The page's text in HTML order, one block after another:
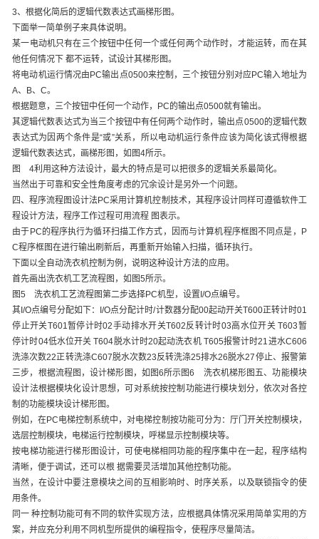
3、根据化简后的逻辑代数表达式画梯形图。
下面举一简单例子来具体说明。
某一电动机只有在三个按钮中任何一个或任何两个动作时，才能运转，而在其
他任何情况下 都不运转，试设计其梯形图。
将电动机运行情况由PC输出点0500来控制，三个按钮分别对应PC输入地址为
A、B、C。
根据题意，三个按钮中任何一个动作，PC的输出点0500就有输出。
其逻辑代数表达式为当三个按钮中有任何两个动作时，输出点0500的逻辑代数
表达式为因两个条件是“或”关系，所以电动机运行条件应该为简化该式得根据
逻辑代数表达式，画梯形图，如图4所示。
图 4利用这种方法设计，最大的特点是可以把很多的逻辑关系最简化。
当然出于可靠和安全性角度考虑的冗余设计是另外一个问题。
四、程序流程图设计法PC采用计算机控制技术，其程序设计同样可遵循软件工
程设计方法，程序工作过程可用流程 图表示。
由于PC的程序执行为循环扫描工作方式，因而与计算机程序框图不同点是，P
C程序框图在进行输出刷新后，再重新开始输入扫描，循环执行。
下面以全自动洗衣机控制为例，说明这种设计方法的应用。
首先画出洗衣机工艺流程图，如图5所示。
图5 洗衣机工艺流程图第二步选择PC机型，设置I/O点编号。
其I/O点编号分配如下：I/O点分配计时/计数器分配00起动开关T600正转计时01
停止开关T601暂停计时02手动排水开关T602反转计时03高水位开关 T603暂
停计时04低水位开关 T604脱水计时20起动洗衣机 T605报警计时21进水C606
洗涤次数22正转洗涤C607脱水次数23反转洗涤25排水26脱水27停止、报警第
三步，根据流程图，设计梯形图，如图6所示图6 洗衣机梯形图五、功能模块
设计法根据模块化设计思想，可对系统按控制功能进行模块划分，依次对各控
制的功能模块设计梯形图。
例如，在PC电梯控制系统中，对电梯控制按功能可分为：厅门开关控制模块，
选层控制模块，电梯运行控制模块，呼梯显示控制模块等。
按电梯功能进行梯形图设计，可使电梯相同功能的程序集中在一起，程序结构
清晰，便于调试，还可以根 据需要灵活增加其他控制功能。
当然，在设计中要注意模块之间的互相影响时、时序关系，以及联锁指令的使
用条件。
同一 种控制功能可有不同的软件实现方法，应根据具体情况采用简单实用的方
案，并应充分利用不同机型所提供的编程指令，使程序尽量简洁。